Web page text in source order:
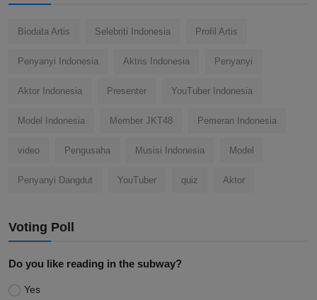
Biodata Artis Selebriti Indonesia Profil Artis
Penyanyi Indonesia Aktris Indonesia Penyanyi
Aktor Indonesia Presenter YouTuber Indonesia
Model Indonesia Member JKT48 Pemeran Indonesia
video Pengusaha Musisi Indonesia Model
Penyanyi Dangdut YouTuber quiz Aktor
Voting Poll
Do you like reading in the subway?
Yes